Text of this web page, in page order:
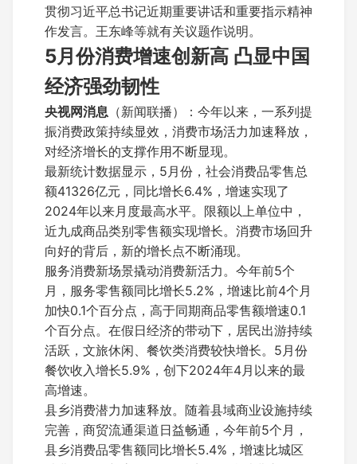
贯彻习近平总书记近期重要讲话和重要指示精神
作发言。王东峰等就有关议题作说明。
5月份消费增速创新高 凸显中国
经济强劲韧性
央视网消息 （新闻联播）：今年以来，一系列提
振消费政策持续显效，消费市场活力加速释放，
对经济增长的支撑作用不断显现。
最新统计数据显示，5月份，社会消费品零售总
额41326亿元，同比增长6.4%，增速实现了
2024年以来月度最高水平。限额以上单位中，
近九成商品类别零售额实现增长。消费市场回升
向好的背后，新的增长点不断涌现。
服务消费新场景撬动消费新活力。今年前5个
月，服务零售额同比增长5.2%，增速比前4个月
加快0.1个百分点，高于同期商品零售额增速0.1
个百分点。在假日经济的带动下，居民出游持续
活跃，文旅休闲、餐饮类消费较快增长。5月份
餐饮收入增长5.9%，创下2024年4月以来的最
高增速。
县乡消费潜力加速释放。随着县域商业设施持续
完善，商贸流通渠道日益畅通，今年前5个月，
县乡消费品零售额同比增长5.4%，增速比城区